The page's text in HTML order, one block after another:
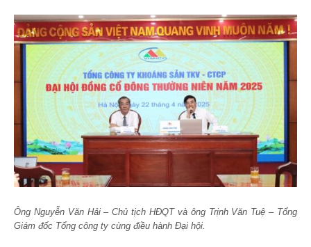
Ông Nguyễn Văn Hải – Chủ tịch HĐQT và ông Trịnh Văn Tuệ – Tổng
Giám đốc Tổng công ty cùng điều hành Đại hội.